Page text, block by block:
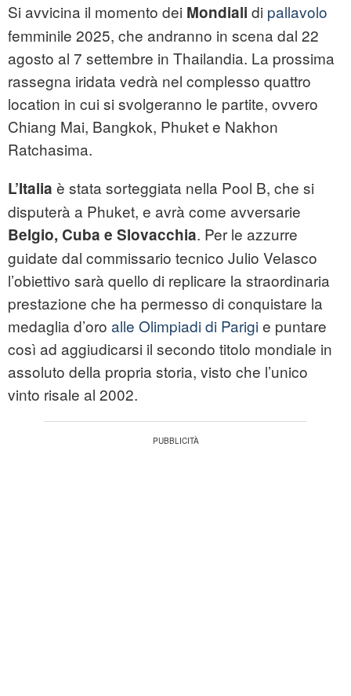
Si avvicina il momento dei Mondiali di pallavolo
femminile 2025, che andranno in scena dal 22
agosto al 7 settembre in Thailandia. La prossima
rassegna iridata vedrà nel complesso quattro
location in cui si svolgeranno le partite, ovvero
Chiang Mai, Bangkok, Phuket e Nakhon
Ratchasima.
L’Italia è stata sorteggiata nella Pool B, che si
disputerà a Phuket, e avrà come avversarie
Belgio, Cuba e Slovacchia. Per le azzurre
guidate dal commissario tecnico Julio Velasco
l’obiettivo sarà quello di replicare la straordinaria
prestazione che ha permesso di conquistare la
medaglia d’oro alle Olimpiadi di Parigie puntare
così ad aggiudicarsi il secondo titolo mondiale in
assoluto della propria storia, visto che l’unico
vinto risale al 2002.